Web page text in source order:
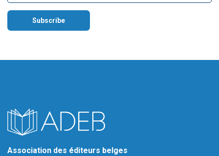
Association des éditeurs belges